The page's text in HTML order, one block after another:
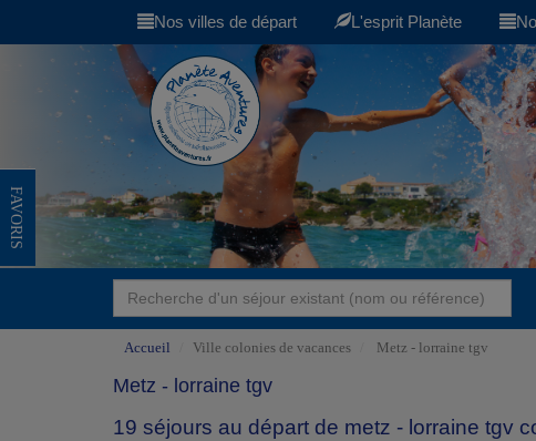
Nos villes de départ L'esprit Planète
FAVORIS
Accueil Ville colonies de vacances Metz - lorraine tgv
Metz - lorraine tgv
19 séjours au départ de metz - lorraine tgv